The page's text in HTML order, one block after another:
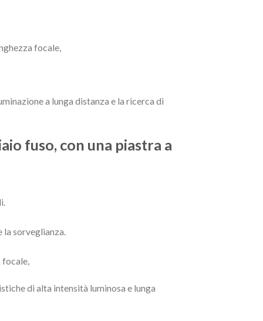
focale,
a lunga distanza e la ricerca di
fuso, con una piastra a
la sorveglianza.
focale,
di alta intensità luminosa e lunga